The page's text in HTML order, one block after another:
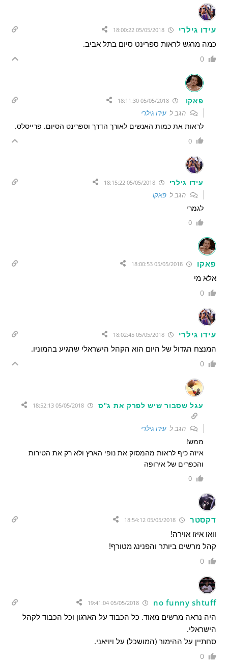
עידו גילרי 05/05/2018 18:00:22
כמה מרגש לראות ספרינט סיום בתל אביב.
0
פאקו 05/05/2018 18:11:30
הגב לעידו גילרי
לראות את כמות האנשים לאורך הדרך וספרינט הסיום. פרייסלס.
0
עידו גילרי 05/05/2018 18:15:22
הגב לפאקו
לגמרי
0
פאקו 05/05/2018 18:00:53
אלא מי
0
עידו גילרי 05/05/2018 18:02:45
המנצח הגדול של היום הוא הקהל הישראלי שהגיע בהמוניו.
0
עגל שסבור שיש לפרק את ג"ס
הגב לעידו גילרי
ממש!
איזה כיף לראות מהמסוק את נופי הארץ ולא רק את הטירות
והכפרים של אירופה
0
דקסטר
וואו איזו אוירה!
קהל מרשים ביותר והפנינג מטורף!
0
no funny shtuff
היה נראה מרשים מאוד. כל הכבוד על הארגון וכל הכבוד לקהל
הישראלי.
סחתיין על ההימור (המושכל) על ויויאני.
0